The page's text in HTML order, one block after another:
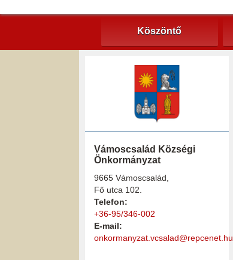
Köszöntő
Vámoscsalád Községi
Önkormányzat
9665 Vámoscsalád,
Fő utca 102.
Telefon:
+36-95/346-002
E-mail:
onkormanyzat.vcsalad@repcenet.hu